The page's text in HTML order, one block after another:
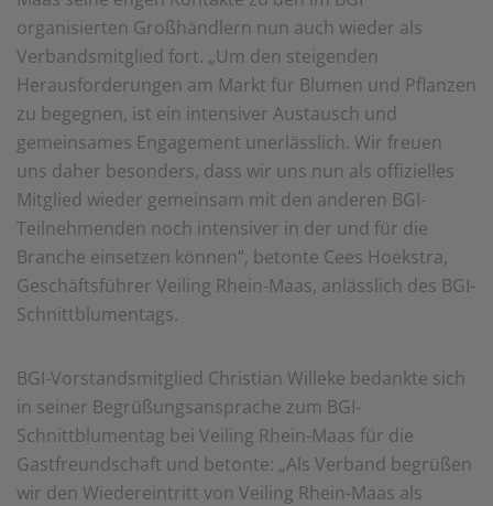
einem erneuten Besuch der Seite schnell wieder zur
Verfügung stellen.
Marketing
Wir verwenden Cookies für Personalisierung, um Ihnen
Inhalte anzuzeigen, die relevanter für Sie sind. So
können wir Ihnen beispielweise Angebote präsentieren,
die genau auf Ihr bisheriges Suchverhalten
zugeschnitten sind.
organisierten Großhändlern nun auch wieder als
Verbandsmitglied fort. „Um den steigenden
Herausforderungen am Markt für Blumen und Pflanzen
zu begegnen, ist ein intensiver Austausch und
gemeinsames Engagement unerlässlich. Wir freuen
uns daher besonders, dass wir uns nun als offizielles
Mitglied wieder gemeinsam mit den anderen BGI-
Teilnehmenden noch intensiver in der und für die
Branche einsetzen können“, betonte Cees Hoekstra,
Geschäftsführer Veiling Rhein-Maas, anlässlich des BGI-
Schnittblumentags.
BGI-Vorstandsmitglied Christian Willeke bedankte sich
in seiner Begrüßungsansprache zum BGI-
Schnittblumentag bei Veiling Rhein-Maas für die
Gastfreundschaft und betonte: „Als Verband begrüßen
wir den Wiedereintritt von Veiling Rhein-Maas als